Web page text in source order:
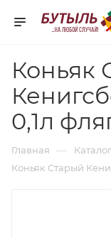
Коньяк
0,1л
Главная — Каталог
Коньяк Старый